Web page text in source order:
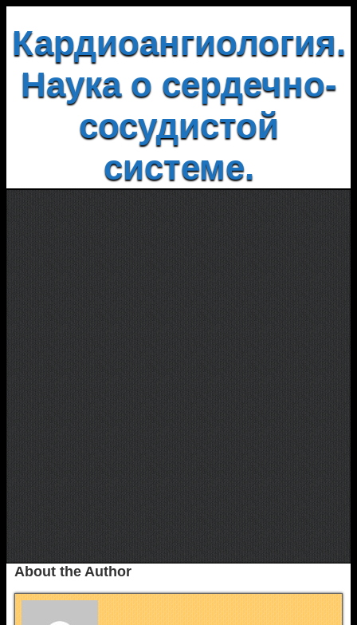
Кардиоангиология.
Наука о сердечно-
сосудистой
системе.
About the Author